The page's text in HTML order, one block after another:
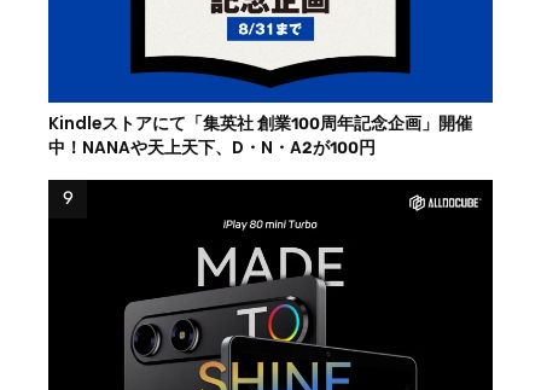
Kindleストアにて「集英社 創業100周年記念企画」開催
中！NANAや天上天下、D・N・A2が100円